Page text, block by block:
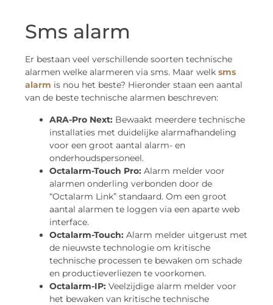
Sms alarm
Er bestaan veel verschillende soorten technische
alarmen welke alarmeren via sms. Maar welk sms
alarm is nou het beste? Hieronder staan een aantal
van de beste technische alarmen beschreven:
ARA-Pro Next: Bewaakt meerdere technische
installaties met duidelijke alarmafhandeling
voor een groot aantal alarm- en
onderhoudspersoneel.
Octalarm-Touch Pro: Alarm melder voor
alarmen onderling verbonden door de
“Octalarm Link” standaard. Om een ​​groot
aantal alarmen te loggen via een aparte web
interface.
Octalarm-Touch: Alarm melder uitgerust met
de nieuwste technologie om kritische
technische processen te bewaken om schade
en productieverliezen te voorkomen.
Octalarm-IP: Veelzijdige alarm melder voor
het bewaken van kritische technische